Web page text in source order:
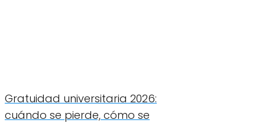
Gratuidad universitaria 2026:
cuándo se pierde, cómo se